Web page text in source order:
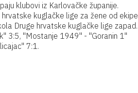
klubovi iz Karlovačke županije.
kuglačke lige za žene od ekipe
Druge hrvatske kuglačke lige zapad.
3:5, "Mostanje 1949" - "Goranin 1"
7:1.